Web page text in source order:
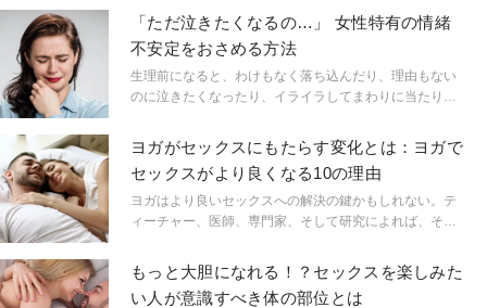
は大きい。ここでは、アメリカ在住のヨギたちの実例を
ピックアップし、彼女たちの人生を変えるのに大きく役
立った「ヨガの教え」を7つ紹介する。
「ただ泣きたくなるの…」 女性特有の情緒
不安定をおさめる方法
生理前になると、わけもなく落ち込んだり、理由もない
のに泣きたくなったり、イライラしてまわりに当たり散
はありませんか？ 子宮美人ヨガを指導するヨガティーチ
ャーの仁平美香先生に、女性特有の不安定な気持ちを落
ち着かせてくれる簡単な方法を教えてもらいました。
ヨガがセックスにもたらす変化とは：ヨガで
セックスがより良くなる10の理由
ヨガはより良いセックスへの解決の鍵かもしれない。テ
ィーチャー、医師、専門家、そして研究によれば、その
ックスへどのような効果があるのか。
もっと大胆になれる！？セックスを楽しみた
い人が意識すべき体の部位とは